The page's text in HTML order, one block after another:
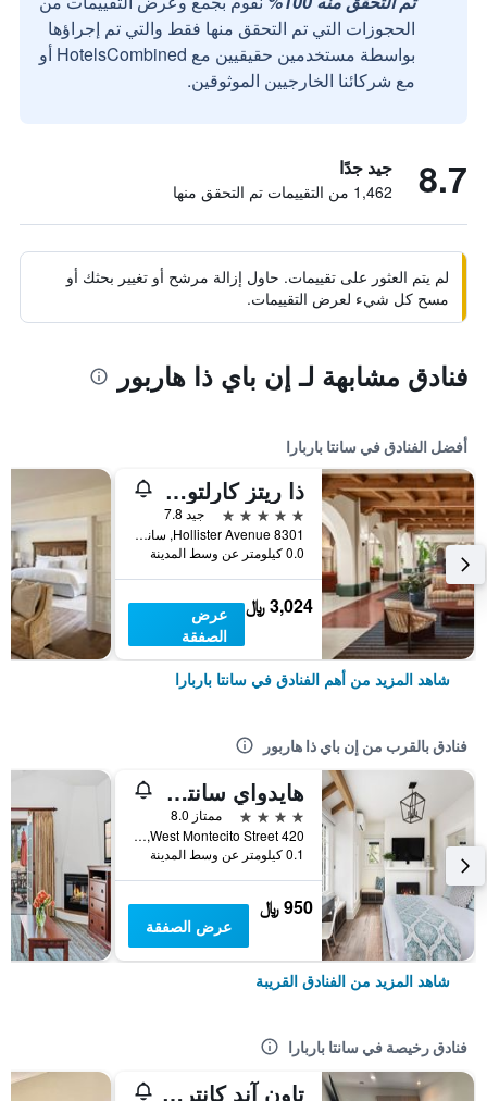
الحجوزات التي تم التحقق منها فقط والتي تم إجراؤها
بواسطة مستخدمين حقيقيين مع HotelsCombined أو
مع شركائنا الخارجيين الموثوقين.
8.7 جيد جدًا
1,462 من التقييمات تم التحقق منها
لم يتم العثور على تقييمات. حاول إزالة مرشح أو تغيير بحثك أو
مسح كل شيء لعرض التقييمات.
فنادق مشابهة لـ إن باي ذا هاربور
أفضل الفنادق في سانتا باربارا
ذا ريتز كارلتون باكارا، سانتا باربارا
5 نجوم
جيد 7.8
8301 Hollister Avenue, سانتا باربارا, CA, الولايات المتحدة الأميريكية
0.0 كيلومتر عن وسط المدينة
3,024 ﷼
عرض
الصفقة
شاهد المزيد من أهم الفنادق في سانتا باربارا
فنادق بالقرب من إن باي ذا هاربور
هايدواي سانتا باربارا، إيه كيركوود كوليكشن بروبيرتي
4 نجوم
ممتاز 8.0
420 West Montecito Street, سانتا باربارا, CA, الولايات المتحدة الأميريكية
0.1 كيلومتر عن وسط المدينة
950 ﷼
عرض الصفقة
شاهد المزيد من الفنادق القريبة
فنادق رخيصة في سانتا باربارا
تاون آند كانتري إن